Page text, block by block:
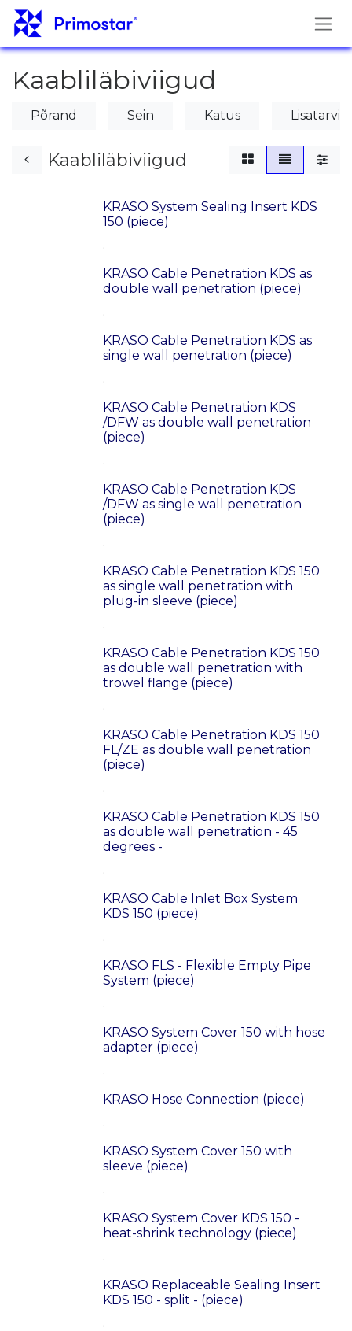
Skip to Content
Kaabliläbiviigud
Põrand Sein Katus
Kaabliläbiviigud
KRASO System Sealing Insert KDS
150 (piece)
.
KRASO Cable Penetration KDS as
double wall penetration (piece)
.
KRASO Cable Penetration KDS as
single wall penetration (piece)
.
KRASO Cable Penetration KDS
/DFW as double wall penetration
(piece)
.
KRASO Cable Penetration KDS
/DFW as single wall penetration
(piece)
.
KRASO Cable Penetration KDS 150
as single wall penetration with
plug-in sleeve (piece)
.
KRASO Cable Penetration KDS 150
as double wall penetration with
trowel flange (piece)
.
KRASO Cable Penetration KDS 150
FL/ZE as double wall penetration
(piece)
.
KRASO Cable Penetration KDS 150
as double wall penetration - 45
degrees -
.
KRASO Cable Inlet Box System
KDS 150 (piece)
.
KRASO FLS - Flexible Empty Pipe
System (piece)
.
KRASO System Cover 150 with hose
adapter (piece)
.
KRASO Hose Connection (piece)
.
KRASO System Cover 150 with
sleeve (piece)
.
KRASO System Cover KDS 150 -
heat-shrink technology (piece)
.
KRASO Replaceable Sealing Insert
KDS 150 - split - (piece)
.